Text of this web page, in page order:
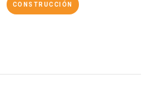
CONSTRUCCIÓN